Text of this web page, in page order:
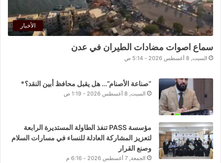
الأخبار
سماع اصوات مضادات الطيران في عدن
السبت, 8 أغسطس 2026 - 5:14 ص
“صناعة الأصنام”… هل يقبل محافظ أبين النقد؟*
السبت, 8 أغسطس 2026 - 1:19 ص
مؤسسة PASS تنفذ الطاولة المستديرة الرابعة
لتعزيز المشاركة العادلة للنساء في مسارات السلام
وصنع القرار
الجمعة, 7 أغسطس 2026 - 6:16 م